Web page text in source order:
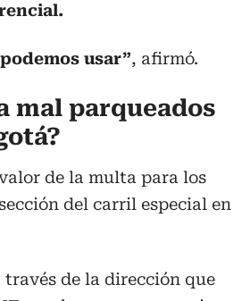
usar”, afirmó.
mal parqueados
de la multa para los
del carril especial en
de la dirección que